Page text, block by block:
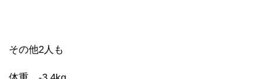
その他2人も